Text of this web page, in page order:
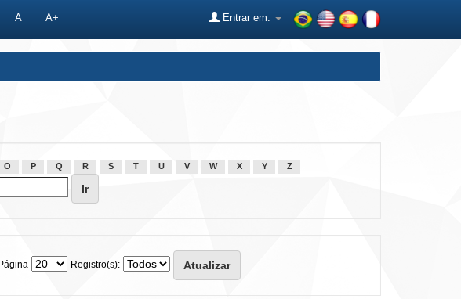
A A+ Entrar em:
O P Q R S T U V W X Y Z
Registro(s):